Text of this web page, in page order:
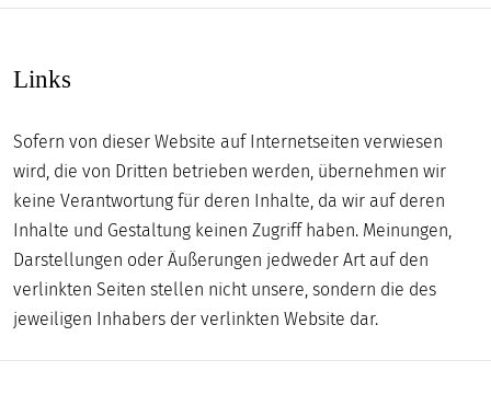
Links
Sofern von dieser Website auf Internetseiten verwiesen
wird, die von Dritten betrieben werden, übernehmen wir
keine Verantwortung für deren Inhalte, da wir auf deren
Inhalte und Gestaltung keinen Zugriff haben. Meinungen,
Darstellungen oder Äußerungen jedweder Art auf den
verlinkten Seiten stellen nicht unsere, sondern die des
jeweiligen Inhabers der verlinkten Website dar.